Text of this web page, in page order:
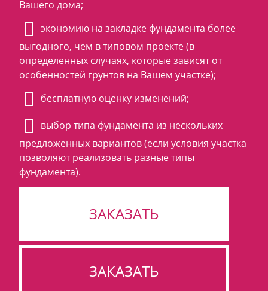
Вашего дома;
экономию на закладке фундамента более
выгодного, чем в типовом проекте (в
определенных случаях, которые зависят от
особенностей грунтов на Вашем участке);
бесплатную оценку изменений;
выбор типа фундамента из нескольких
предложенных вариантов (если условия участка
позволяют реализовать разные типы
фундамента).
ЗАКАЗАТЬ
ЗАКАЗАТЬ